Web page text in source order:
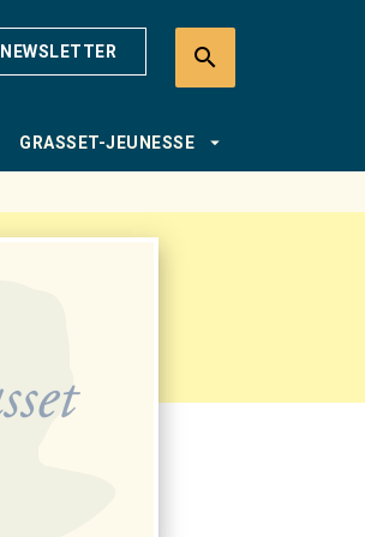
NEWSLETTER search
GRASSET-JEUNESSE arrow_drop_down